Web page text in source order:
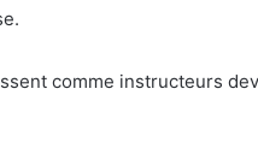
comme instructeurs